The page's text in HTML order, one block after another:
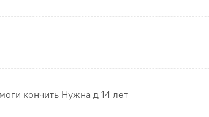
кончить Нужна д 14 лет